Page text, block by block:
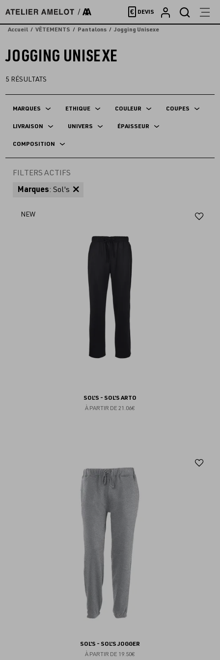
directement
au
€ DEVIS
Accueil VÊTEMENTS Pantalons Jogging Unisexe
JOGGING UNISEXE
5 RÉSULTATS
MARQUES ETHIQUE COULEUR COUPES
LIVRAISON UNIVERS ÉPAISSEUR
COMPOSITION
FILTERS ACTIFS
Marques: Sol's
NEW
SOL'S - SOL'S ARTO
À PARTIR DE 21.06€
SOL'S - SOL'S JOGGER
À PARTIR DE 19.50€